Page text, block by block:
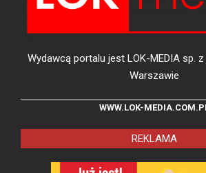
Wydawcą portalu jest LOK-MEDIA sp.
Warszawie
WWW.LOK-
REKLAMA